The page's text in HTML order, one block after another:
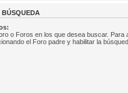
BÚSQUEDA
o Foros en los que desea buscar. Para
el Foro padre y habilitar la